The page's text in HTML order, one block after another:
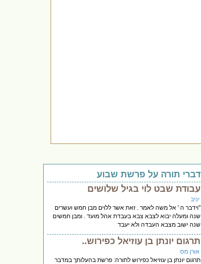
דברי תורה על פרשת שבוע
עבודת שבט לוי בגיל שלושים
יניב
"וידבר ה ' אל משה לאמר . זאת אשר ללוים מבן חמש ועשרים
שנה ומעלה יבוא לצבא צבא בעבדת אהל מועד . ומבן חמשים
שנה ישוב מצבא העבדה ולא יעבד
תרגום יונתן בן עוזיאל כפירוש..
אורן מס
תרגום יונתן בן עוזיאל כפירוש לתורה: פרשת בהעלותך במדבר